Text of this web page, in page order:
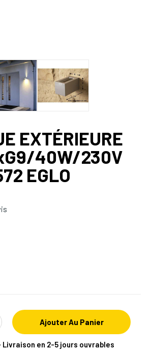
EXTÉRIEURE
40W/230V
EGLO
Ajouter Au Panier
Livraison en 2-5 jours ouvrables